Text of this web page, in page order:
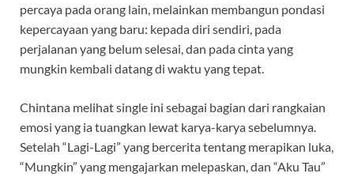
percaya pada orang lain, melainkan membangun pondasi
kepercayaan yang baru: kepada diri sendiri, pada
perjalanan yang belum selesai, dan pada cinta yang
mungkin kembali datang di waktu yang tepat.
Chintana melihat single ini sebagai bagian dari rangkaian
emosi yang ia tuangkan lewat karya-karya sebelumnya.
Setelah “Lagi-Lagi” yang bercerita tentang merapikan luka,
“Mungkin” yang mengajarkan melepaskan, dan “Aku Tau”